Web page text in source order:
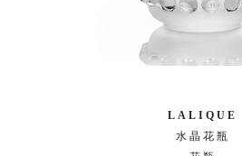
LALIQUE
水晶花瓶